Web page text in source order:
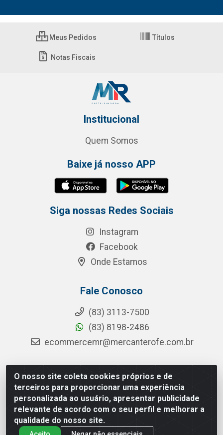
O nosso site coleta cookies próprios e de
terceiros para proporcionar uma experiência
personalizada ao usuário, apresentar publicidade
relevante de acordo com o seu perfil e melhorar a
qualidade do nosso site.
Meus Pedidos Títulos
Notas Fiscais
Institucional
Quem Somos
Baixe já nosso APP
Siga nossas Redes Sociais
Instagram
Facebook
Onde Estamos
Fale Conosco
(83) 3113-7500
(83) 8198-2486
ecommercemr@mercanterofe.com.br
MR Distribuidora - Rua Hortêncio Ribeiro de Luna, 3777 -
Distrito Industrial, João Pessoa/PB - CEP 58081-400 -
CNPJ 35.428.312/0001-85